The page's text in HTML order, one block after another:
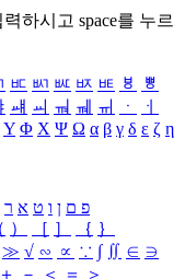
력하시고 space를 누르
ㅳ ㅴ ㅵ ㅶ ㅷ ㅸ
ㅹ
ㆈ ㆉ ㆊ ㆋ ㆌ ㆍ
ㆎ
Υ Φ Χ Ψ Ω α β γ δ ε ζ η
פ ם ן ו ט א ר
） ［ ］ ｛ ｝
≫ √ ∽ ∝ ∵ ∫ ∬ ∈ ∋
＋ － ＜ ＝
＞